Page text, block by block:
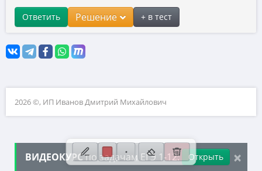
14. Стереометрия
15. Неравенства
16. Экономические задачи
18. Параметры
Ответить Решение + в тест
2026 ©, ИП Иванов Дмитрий Михайлович
×
ВИДЕОКУРСпо задачам ЕГЭ 1-12: Открыть